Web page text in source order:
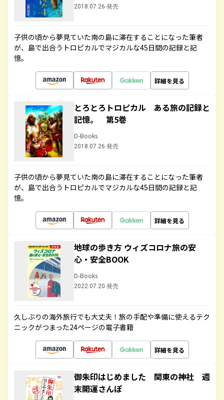
2018.07.26 発売
子供の頃から夢見ていた南の島に滞在することになった筆者
が、島で出合うトロピカルでマジカルな45日間の記録と記
憶。
詳細を見る
とろとろトロピカル ある旅の記録と
記憶。 第5巻
D-Books
2018.07.26 発売
子供の頃から夢見ていた南の島に滞在することになった筆者
が、島で出合うトロピカルでマジカルな45日間の記録と記
憶。
詳細を見る
地球の歩き方 ウィズコロナ旅の安
心・安全BOOK
D-Books
2022.07.20 発売
久しぶりの海外旅行でも大丈夫！旅の手配や準備に使えるテク
ニックがつまった24ページの電子書籍
詳細を見る
御朱印はじめました 関東の神社 週
末開運さんぽ